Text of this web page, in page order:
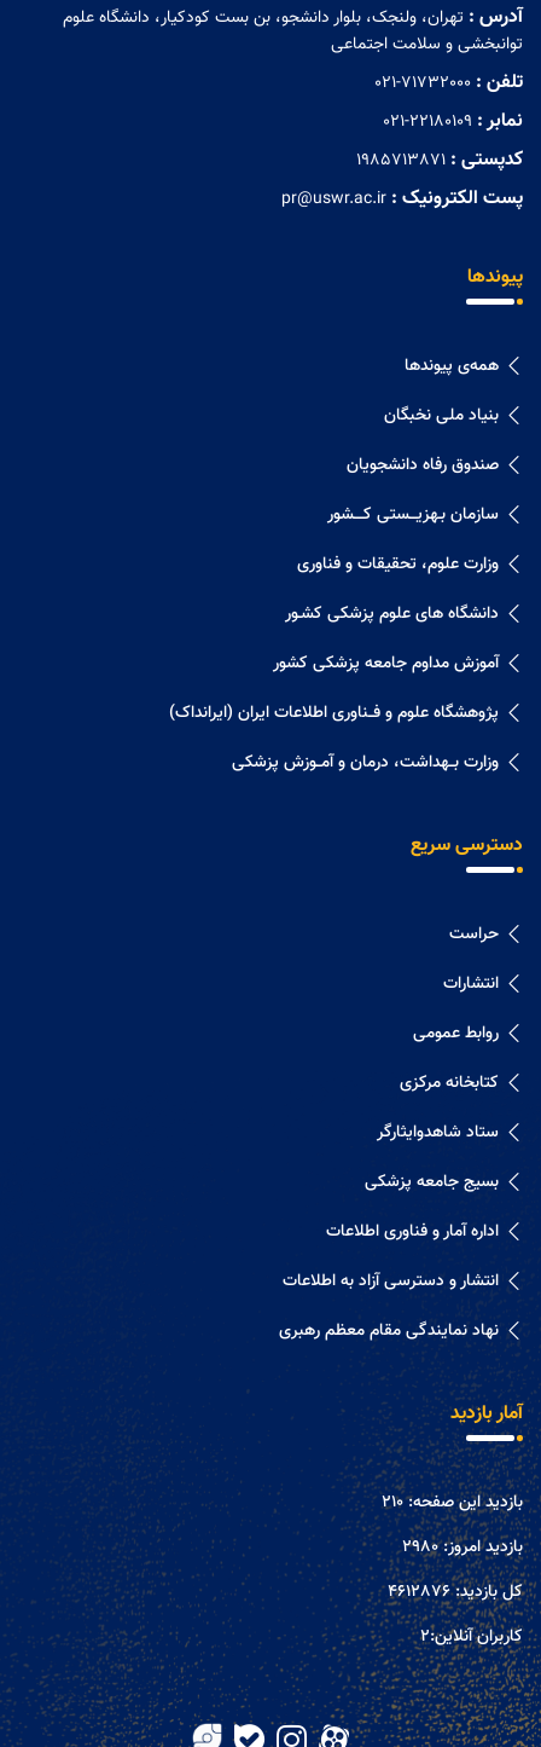
آدرس :تهران، ولنجک، بلوار دانشجو، بن بست کودکیار، دانشگاه علوم
توانبخشی و سلامت اجتماعی
تلفن :021-71732000
نمابر :021-22180109
کدپستی :1985713871
پست الکترونیک :pr@uswr.ac.ir
پیوندها
همه‌ی پیوندها
بنیاد ملی نخبگان
صندوق رفاه دانشجویان
سازمان بـهزیـــستی کــــشور
وزارت علوم، تحقیقات و فناوری
دانشگاه های علوم پزشکی کشـور
آموزش مداوم جامعه پزشکی کشور
پژوهشگاه علوم و فــناوری اطلاعات ایران (ایرانداک)
وزارت بــهداشت، درمان و آمــوزش پزشکی
دسترسی سریع
حراست
انتشارات
روابط عمومی
کتابخانه مرکزی
ستاد شاهدوایثارگر
بسیج جامعه پزشکی
اداره آمار و فناوری اطلاعات
انتشار و دسترسی آزاد به اطلاعات
نهاد نمایندگی مقام معظم رهبری
آمار بازدید
بازدید این صفحه:210
بازدید امروز:2980
کل بازدید:4612876
کاربران آنلاین:2